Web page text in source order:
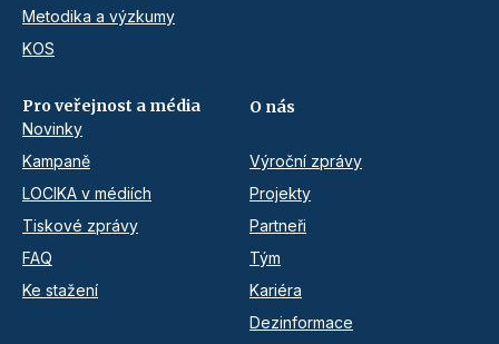
Metodika a výzkumy
KOS
Pro veřejnost a média
Novinky
Kampaně
LOCIKA v médiích
Tiskové zprávy
FAQ
Ke stažení
O nás
Výroční zprávy
Projekty
Partneři
Tým
Kariéra
Dezinformace